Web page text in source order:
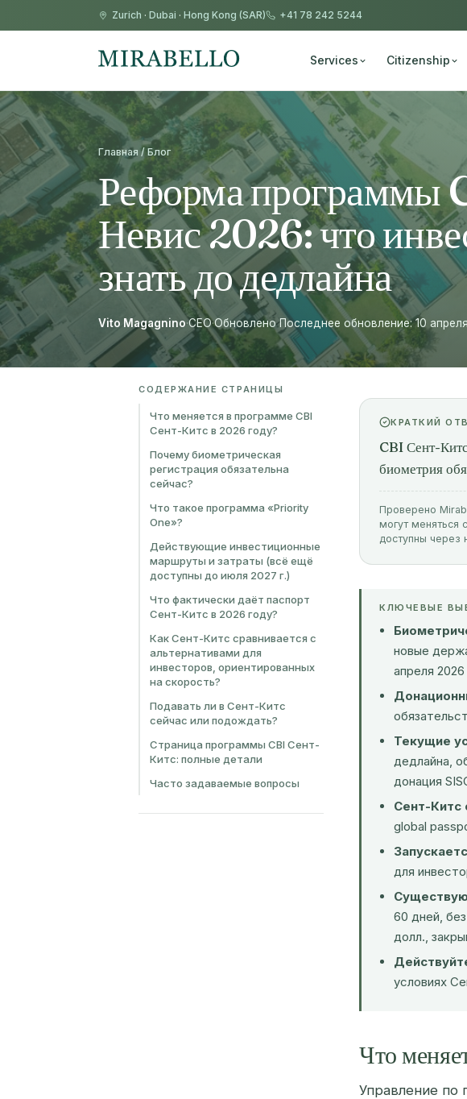
Zurich · Dubai · Hong Kong (SAR) +41 78 242 5244
Services Citizenship
Главная / Блог
Реформа программы
Невис 2026: что
знать до дедлайна
Vito Magagnino·CEO·Обновлено Последнее обновление: 10
СОДЕРЖАНИЕ СТРАНИЦЫ
Что меняется в программе CBI
Сент-Китс в 2026 году?
Почему биометрическая
регистрация обязательна
сейчас?
Что такое программа «Priority
One»?
Действующие инвестиционные
маршруты и затраты (всё ещё
доступны до июля 2027 г.)
Что фактически даёт паспорт
Сент-Китс в 2026 году?
Как Сент-Китс сравнивается с
альтернативами для
инвесторов, ориентированных
на скорость?
Подавать ли в Сент-Китс
сейчас или подождать?
Страница программы CBI Сент-
Китс: полные детали
Часто задаваемые вопросы
КРАТКИЙ
CBI Сент-
биометрия
Проверено
могут меняться
доступны через
КЛЮЧЕВЫЕ
новые
апреля 2026
Текущие
дедлайна,
донация
Сент-Китс
global
для
60 дней,
долл.,
условиях
Что
Управление по